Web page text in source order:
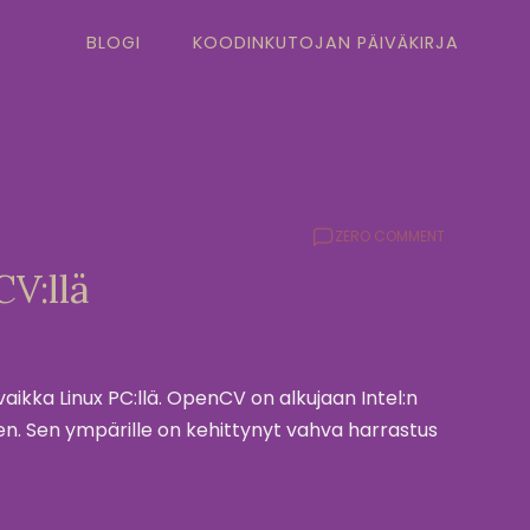
BLOGI KOODINKUTOJAN PÄIVÄKIRJA
ZERO COMMENT
Linux PC:llä. OpenCV on alkujaan Intel:n
Sen ympärille on kehittynyt vahva harrastus